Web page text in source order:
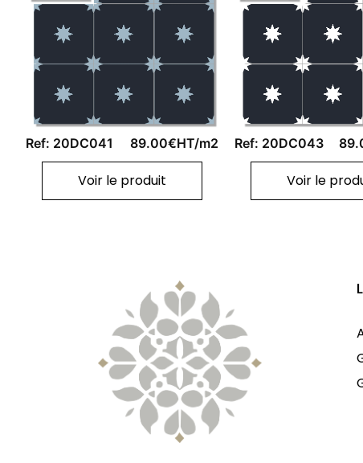
Ref: 20DC041 89.00€HT/m2
Voir le produit
Ref: 20DC043
Voir le